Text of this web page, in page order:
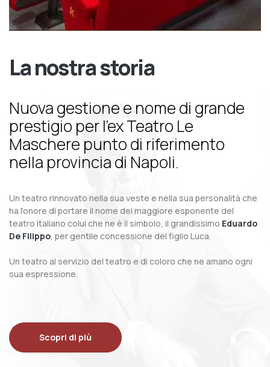
La nostra storia
Nuova gestione e nome di grande
prestigio per l’ex Teatro Le
Maschere punto di riferimento
nella provincia di Napoli.
Un teatro rinnovato nella sua veste e nella sua personalità che
ha l’onore di portare il nome del maggiore esponente del
teatro italiano colui che ne è il simbolo, il grandissimo Eduardo
De Filippo, per gentile concessione del figlio Luca.
Un teatro al servizio del teatro e di coloro che ne amano ogni
sua espressione.
Scopri di più